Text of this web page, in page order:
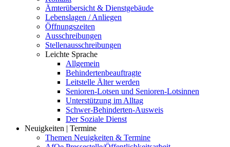
Ämterübersicht & Dienstgebäude
Lebenslagen / Anliegen
Öffnungszeiten
Ausschreibungen
Stellenausschreibungen
Leichte Sprache
Allgemein
Behindertenbeauftragte
Leitstelle Älter werden
Senioren-Lotsen und Senioren-Lotsinnen
Unterstützung im Alltag
Schwer-Behinderten-Ausweis
Der Soziale Dienst
Neuigkeiten | Termine
Themen Neuigkeiten & Termine